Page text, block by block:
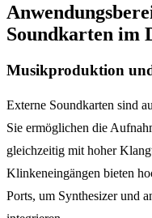
Soundkarten im
Musikproduktion
Externe Soundkarten sind
Sie ermöglichen die
gleichzeitig mit hoher
Klinkeneingängen bieten
Ports, um Synthesizer und